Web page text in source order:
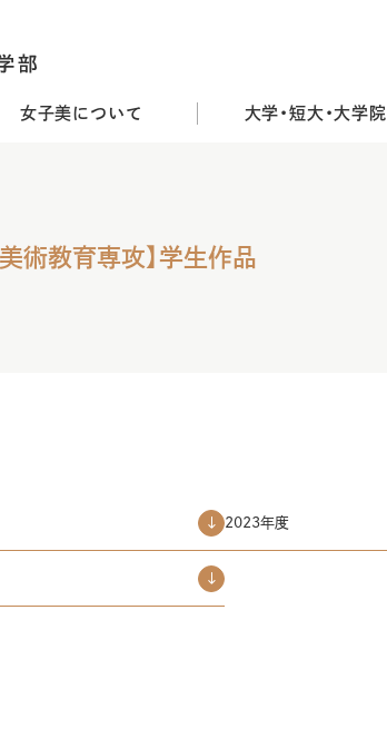
女子美について 大学・短大・大学院
美術教育専攻】学生作品
2023年度